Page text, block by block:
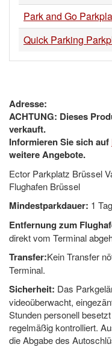
Park and Go
Quick Parking
Adresse:
ACHTUNG: Dieses
verkauft.
Informieren Sie sich auf
weitere Angebote.
Ector Parkplatz Brüssel
Flughafen Brüssel
Mindestparkdauer: 1
Entfernung zum
direkt vom Terminal
Transfer:Kein Transfer
Terminal.
Sicherheit: Das
videoüberwacht,
Stunden personell
regelmäßig kontrolliert.
die Abgabe des